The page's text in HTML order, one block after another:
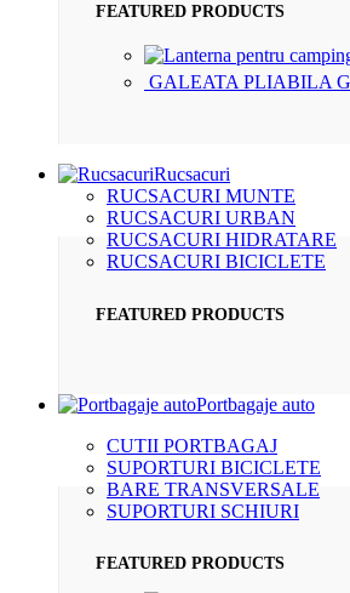
FEATURED PRODUCTS
GALEATA PLIABILA
Rucsacuri
RUCSACURI MUNTE
RUCSACURI URBAN
RUCSACURI HIDRATARE
RUCSACURI BICICLETE
FEATURED PRODUCTS
Portbagaje auto
CUTII PORTBAGAJ
SUPORTURI BICICLETE
BARE TRANSVERSALE
SUPORTURI SCHIURI
FEATURED PRODUCTS